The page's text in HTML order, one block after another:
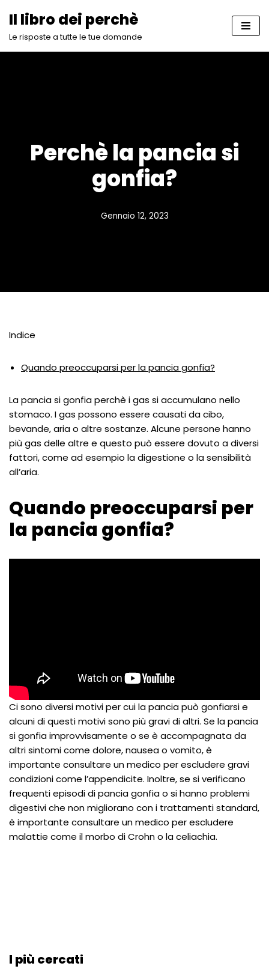
Vai
Il libro dei perchè
Le risposte a tutte le tue domande
Perchè la pancia si
gonfia?
Gennaio 12, 2023
Indice
Quando preoccuparsi per la pancia gonfia?
La pancia si gonfia perchè i gas si accumulano nello
stomaco. I gas possono essere causati da cibo,
bevande, aria o altre sostanze. Alcune persone hanno
più gas delle altre e questo può essere dovuto a diversi
fattori, come ad esempio la digestione o la sensibilità
all’aria.
Quando preoccuparsi per
la pancia gonfia?
Ci sono diversi motivi per cui la pancia può gonfiarsi e
alcuni di questi motivi sono più gravi di altri. Se la pancia
si gonfia improvvisamente o se è accompagnata da
altri sintomi come dolore, nausea o vomito, è
importante consultare un medico per escludere gravi
condizioni come l’appendicite. Inoltre, se si verificano
frequenti episodi di pancia gonfia o si hanno problemi
digestivi che non migliorano con i trattamenti standard,
è importante consultare un medico per escludere
malattie come il morbo di Crohn o la celiachia.
I più cercati